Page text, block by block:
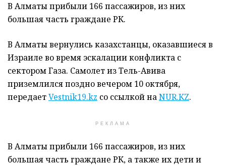
В Алматы прибыли 166 пассажиров, из них
большая часть граждане РК.
В Алматы вернулись казахстанцы, оказавшиеся в
Израиле во время эскалации конфликта с
сектором Газа. Самолет из Тель-Авива
приземлился поздно вечером 10 октября,
передаетVestnik19.kz со ссылкой наNUR.KZ.
РЕКЛАМА
В Алматы прибыли 166 пассажиров, из них
большая часть граждане РК, а также их дети и